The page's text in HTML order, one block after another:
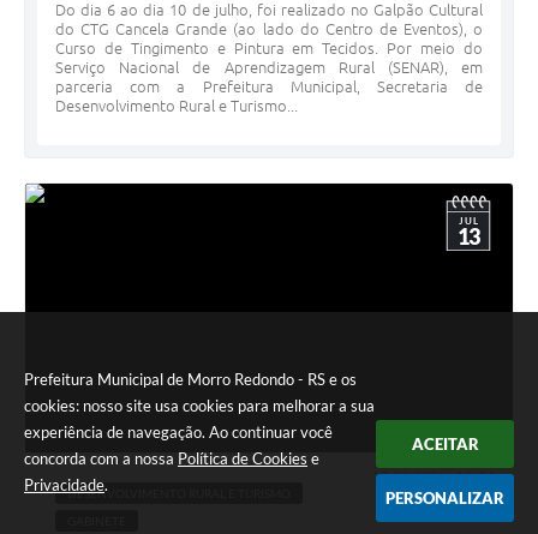
Prefeitura Municipal de Morro Redondo - RS e os
cookies: nosso site usa cookies para melhorar a sua
experiência de navegação. Ao continuar você
concorda com a nossa Política de Cookies e
Privacidade.
ACEITAR
PERSONALIZAR
Do dia 6 ao dia 10 de julho, foi realizado no Galpão Cultural
do CTG Cancela Grande (ao lado do Centro de Eventos), o
Curso de Tingimento e Pintura em Tecidos. Por meio do
Serviço Nacional de Aprendizagem Rural (SENAR), em
parceria com a Prefeitura Municipal, Secretaria de
Desenvolvimento Rural e Turismo...
13 JUL 2026 - 14h11
JUL
13
DESENVOLVIMENTO RURAL E TURISMO